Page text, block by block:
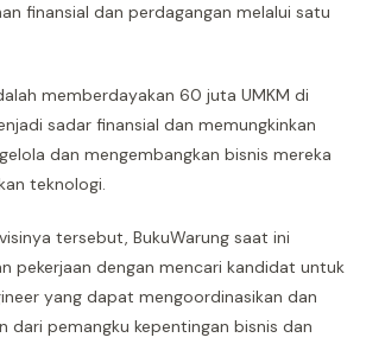
finansial dan perdagangan melalui satu
memberdayakan 60 juta UMKM di
sadar finansial dan memungkinkan
dan mengembangkan bisnis mereka
teknologi.
tersebut, BukuWarung saat ini
pekerjaan dengan mencari kandidat untuk
yang dapat mengoordinasikan dan
dari pemangku kepentingan bisnis dan